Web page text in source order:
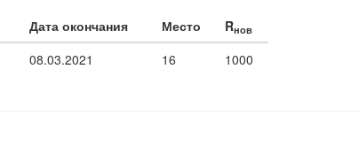
Дата окончания Место Rнов
08.03.2021 16 1000